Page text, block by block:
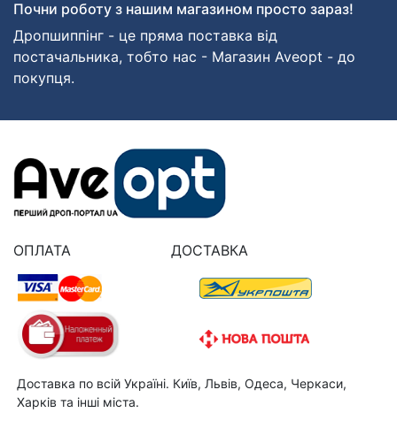
Почни роботу з нашим магазином просто зараз!
Дропшиппінг - це пряма поставка від
постачальника, тобто нас - Магазин Aveopt - до
покупця.
ОПЛАТА ДОСТАВКА
Доставка по всій Україні. Київ, Львів, Одеса, Черкаси,
Харків та інші міста.